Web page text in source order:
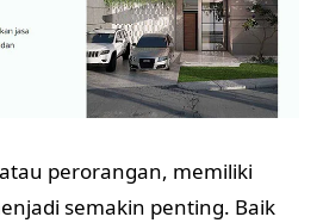
perorangan, memiliki
semakin penting. Baik